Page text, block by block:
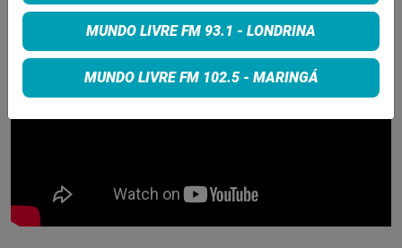
MUNDO LIVRE FM 93.1 - LONDRINA
MUNDO LIVRE FM 102.5 - MARINGÁ